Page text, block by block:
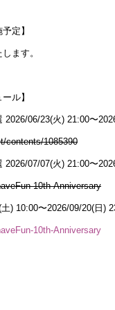
定】
ます。
ル】
2026/06/23(火) 21:00〜
contents/1085390
2026/07/07(火) 21:00〜
10th-Anniversary
) 10:00〜2026/09/20(日)
10th-Anniversary